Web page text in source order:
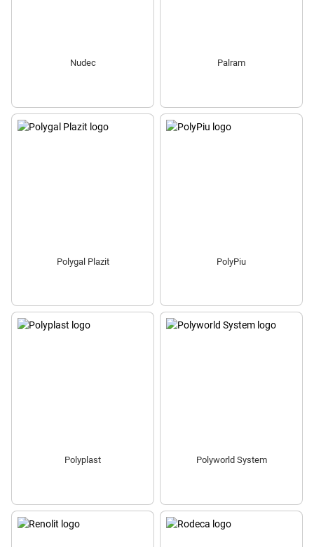
Nudec Palram
Polygal Plazit PolyPiu
Polyplast Polyworld System